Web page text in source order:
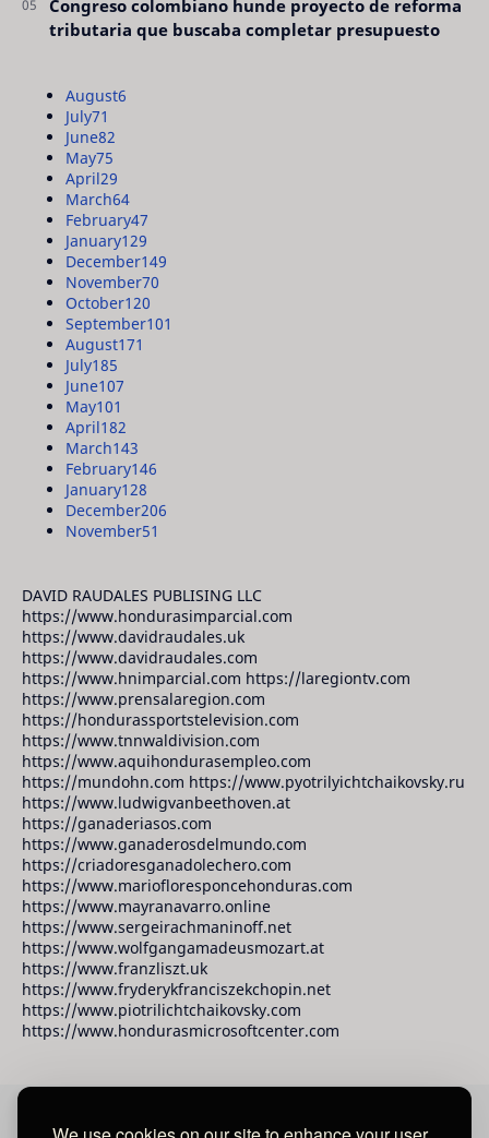
Congreso colombiano hunde proyecto de reforma
tributaria que buscaba completar presupuesto
August6
July71
June82
May75
April29
March64
February47
January129
December149
November70
October120
September101
August171
July185
June107
May101
April182
March143
February146
January128
December206
November51
DAVID RAUDALES PUBLISING LLC
https://www.hondurasimparcial.com
https://www.davidraudales.uk
https://www.davidraudales.com
https://www.hnimparcial.com https://laregiontv.com
https://www.prensalaregion.com
https://hondurassportstelevision.com
https://www.tnnwaldivision.com
https://www.aquihondurasempleo.com
https://mundohn.com https://www.pyotrilyichtchaikovsky.ru
https://www.ludwigvanbeethoven.at
https://ganaderiasos.com
https://www.ganaderosdelmundo.com
https://criadoresganadolechero.com
https://www.mariofloresponcehonduras.com
https://www.mayranavarro.online
https://www.sergeirachmaninoff.net
https://www.wolfgangamadeusmozart.at
https://www.franzliszt.uk
https://www.fryderykfranciszekchopin.net
https://www.piotrilichtchaikovsky.com
https://www.hondurasmicrosoftcenter.com